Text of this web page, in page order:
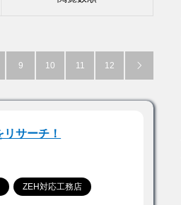
9 10 11 12 
サーチ！
ZEH対応工務店